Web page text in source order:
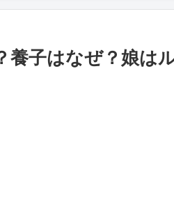
養子はなぜ？娘は